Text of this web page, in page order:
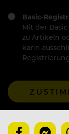
Basic-
Mit der
zu Artikeln
kann